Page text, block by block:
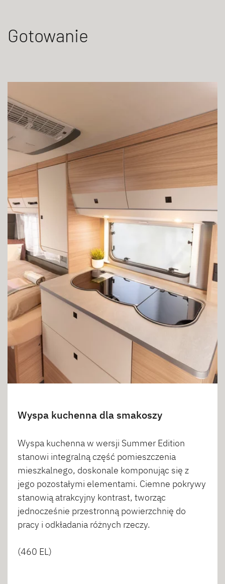
Gotowanie
Wyspa kuchenna dla smakoszy
Wyspa kuchenna w wersji Summer Edition
stanowi integralną część pomieszczenia
mieszkalnego, doskonale komponując się z
jego pozostałymi elementami. Ciemne pokrywy
stanowią atrakcyjny kontrast, tworząc
jednocześnie przestronną powierzchnię do
pracy i odkładania różnych rzeczy.
(460 EL)